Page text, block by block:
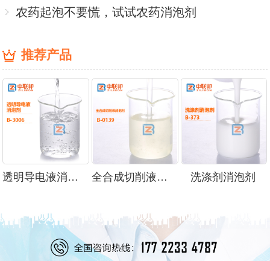
农药起泡不要慌，试试农药消泡剂
推荐产品
透明导电液消泡剂 全合成切削液消泡剂 洗涤剂消泡剂